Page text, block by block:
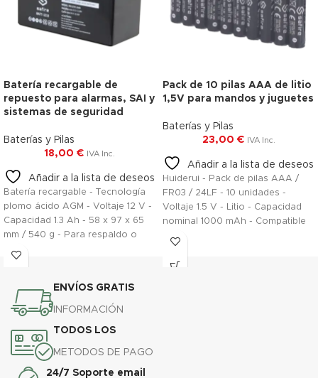
Batería recargable de
repuesto para alarmas, SAI y
sistemas de seguridad
Baterías y Pilas
18,00 € IVA Inc.
Añadir a la lista de deseos
Batería recargable - Tecnología
plomo ácido AGM - Voltaje 12 V -
Capacidad 1.3 Ah - 58 x 97 x 65
mm / 540 g - Para respaldo o
uso directo
Pack de 10 pilas AAA de litio
1,5V para mandos y juguetes
Baterías y Pilas
23,00 € IVA Inc.
Añadir a la lista de deseos
Huiderui - Pack de pilas AAA /
FR03 / 24LF - 10 unidades -
Voltaje 1.5 V - Litio - Capacidad
nominal 1000 mAh - Compatible
con productos del catálogo
ENVÍOS GRATIS
INFORMACIÓN
TODOS LOS
METODOS DE PAGO
24/7 Soporte email